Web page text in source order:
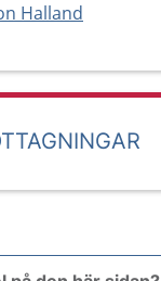
Halland